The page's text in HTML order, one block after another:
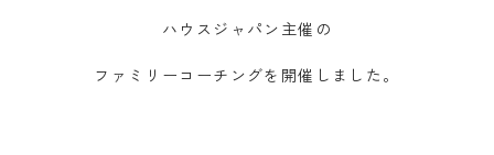
ハウスジャパン主催の
ファミリーコーチングを開催しました。